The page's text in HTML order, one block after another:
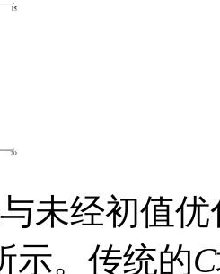
未经初值
示。传统的C